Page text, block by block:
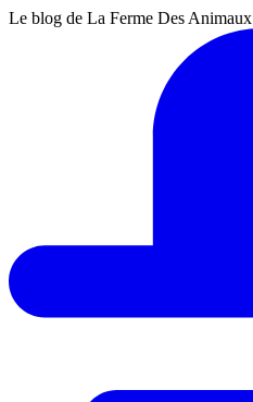
Le blog de La Ferme Des Animaux